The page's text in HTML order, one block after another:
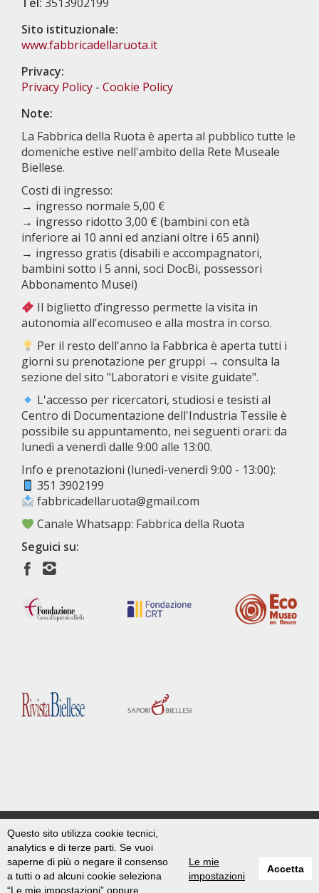
Questo sito utilizza cookie tecnici,
analytics e di terze parti. Se vuoi
saperne di più o negare il consenso
a tutti o ad alcuni cookie seleziona
“Le mie impostazioni” oppure
Le mie
impostazioni
Accetta
Sito istituzionale:
www.fabbricadellaruota.it
Privacy:
Privacy Policy - Cookie Policy
Note:
La Fabbrica della Ruota è aperta al pubblico tutte le
domeniche estive nell'ambito della Rete Museale
Biellese.
Costi di ingresso:
→ ingresso normale 5,00 €
→ ingresso ridotto 3,00 € (bambini con età
inferiore ai 10 anni ed anziani oltre i 65 anni)
→ ingresso gratis (disabili e accompagnatori,
bambini sotto i 5 anni, soci DocBi, possessori
Abbonamento Musei)
Il biglietto d’ingresso permette la visita in
autonomia all'ecomuseo e alla mostra in corso.
Per il resto dell'anno la Fabbrica è aperta tutti i
giorni su prenotazione per gruppi → consulta la
sezione del sito "Laboratori e visite guidate".
L'accesso per ricercatori, studiosi e tesisti al
Centro di Documentazione dell'Industria Tessile è
possibile su appuntamento, nei seguenti orari: da
lunedì a venerdì dalle 9:00 alle 13:00.
Info e prenotazioni (lunedì-venerdì 9:00 - 13:00):
351 3902199
fabbricadellaruota@gmail.com
Canale Whatsapp: Fabbrica della Ruota
Seguici su:
Archiui ©2026
info@archiui.com
www.archiui.com